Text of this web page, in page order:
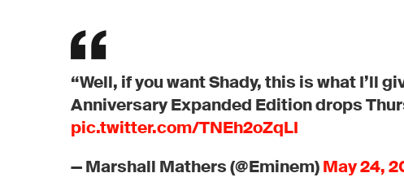
“Well, if you want Shady, this is what I’ll
Anniversary Expanded Edition drops
pic.twitter.com/TNEh2oZqLI
— Marshall Mathers (@Eminem)May 24,